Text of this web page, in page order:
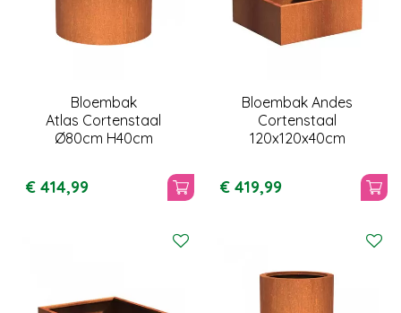
Bloembak
Atlas Cortenstaal
Ø80cm H40cm
€ 414,99
Bloembak Andes
Cortenstaal
120x120x40cm
€ 419,99